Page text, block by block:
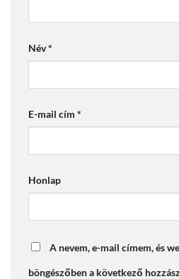
Név*
E-mail cím *
Honlap
A nevem, e-mail címem, és
böngészőben a következő